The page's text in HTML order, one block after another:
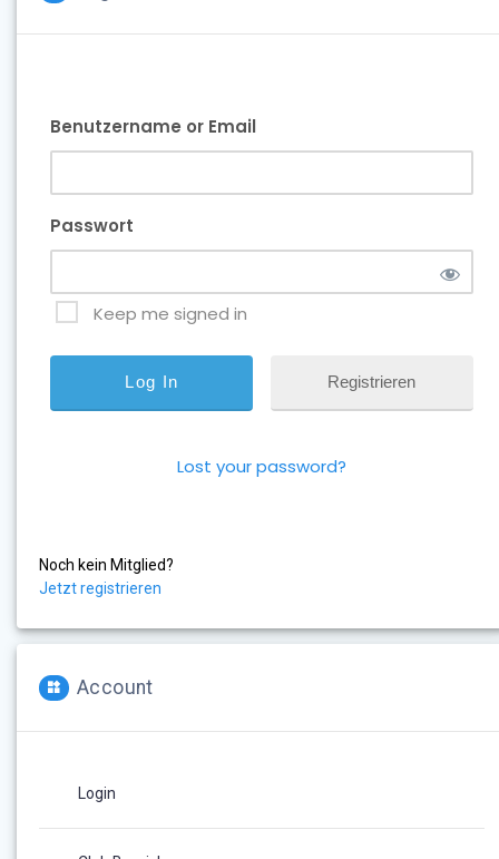
Benutzername or Email
Passwort
Keep me signed in
Registrieren
Lost your password?
Noch kein Mitglied?
Jetzt registrieren
Account
Login